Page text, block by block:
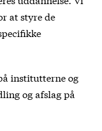
at styre de
institutterne og
og afslag på